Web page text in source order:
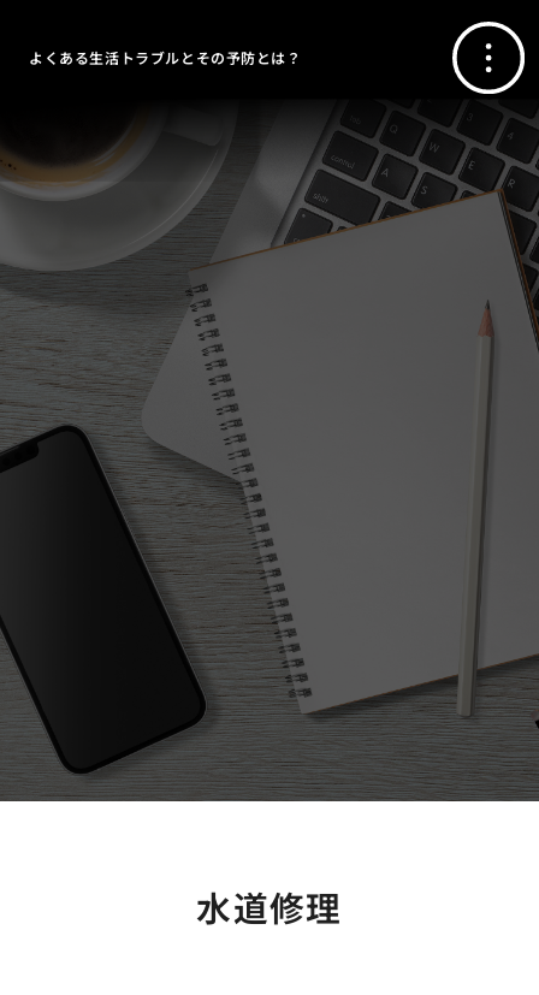
よくある生活トラブルとその予防とは？
水道修理